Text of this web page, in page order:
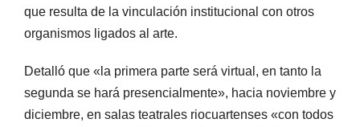
que resulta de la vinculación institucional con otros
organismos ligados al arte.
Detalló que «la primera parte será virtual, en tanto la
segunda se hará presencialmente», hacia noviembre y
diciembre, en salas teatrales riocuartenses «con todos